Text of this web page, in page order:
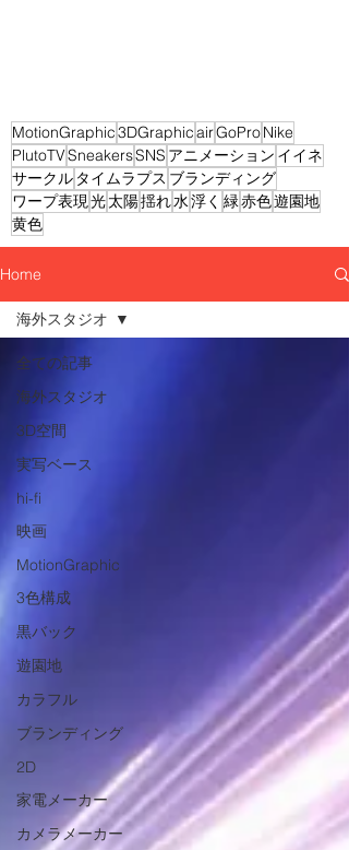
MotionGraphic3DGraphicairGoProNike
PlutoTVSneakersSNS アニメーション イイネ
サークル タイムラプス ブランディング
ワープ表現光太陽揺れ水浮く 緑赤色遊園地
黄色
Home
全ての記事
海外スタジオ
3D空間
実写ベース
hi-fi
映画
MotionGraphic
3色構成
黒バック
遊園地
カラフル
ブランディング
2D
家電メーカー
カメラメーカー
海外スタジオ